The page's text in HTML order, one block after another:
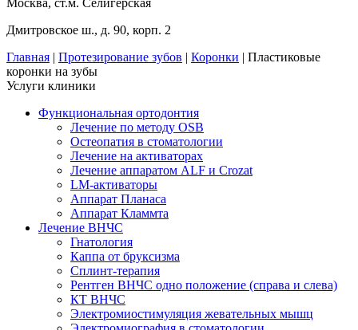
Москва, ст.м. Селигерская
Дмитровское ш., д. 90, корп. 2
Главная | Протезирование зубов | Коронки | Пластиковые
коронки на зубы
Услуги клиники
Функциональная ортодонтия
Лечение по методу OSB
Остеопатия в стоматологии
Лечение на активаторах
Лечение аппаратом ALF и Сrozat
LM-активаторы
Аппарат Планаса
Аппарат Кламмта
Лечение ВНЧС
Гнатология
Каппа от бруксизма
Сплинт-терапия
Рентген ВНЧС одно положение (справа и слева)
КТ ВНЧС
Электромиостимуляция жевательных мышц